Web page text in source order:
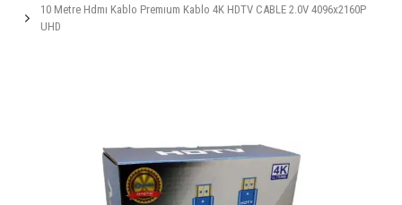
10 Metre Hdmı Kablo Premıum Kablo 4K HDTV CABLE 2.0V 4096x2160P
UHD